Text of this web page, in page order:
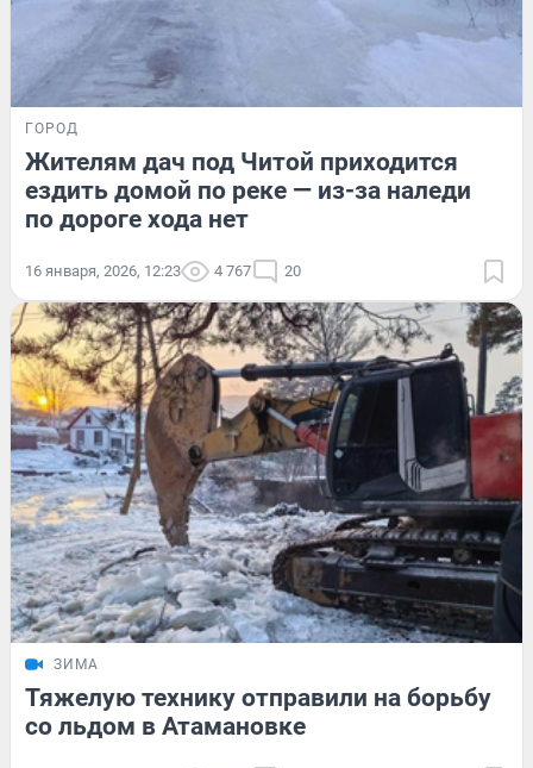
ГОРОД
Жителям дач под Читой приходится
ездить домой по реке — из-за наледи
по дороге хода нет
16 января, 2026, 12:23 4 767 20
ЗИМА
Тяжелую технику отправили на борьбу
со льдом в Атамановке